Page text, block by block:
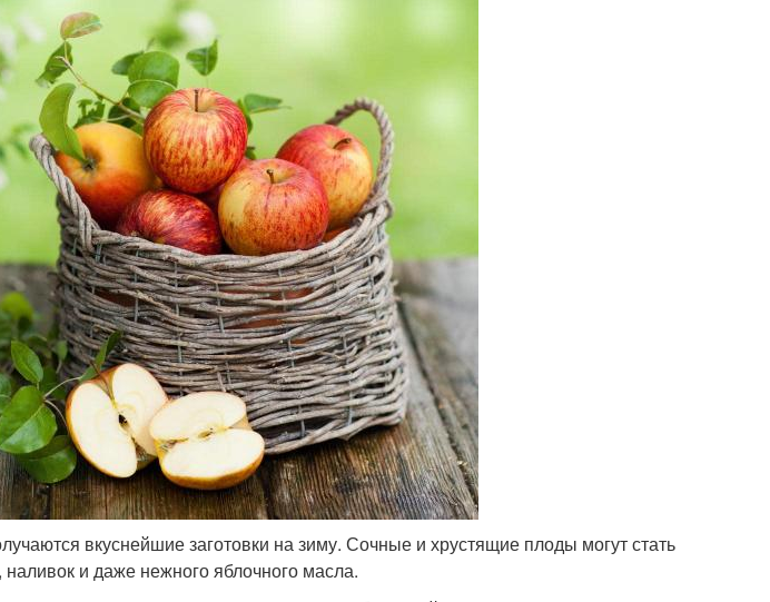
вкуснейшие заготовки на зиму. Сочные и хрустящие плоды могут стать
и даже нежного яблочного масла.